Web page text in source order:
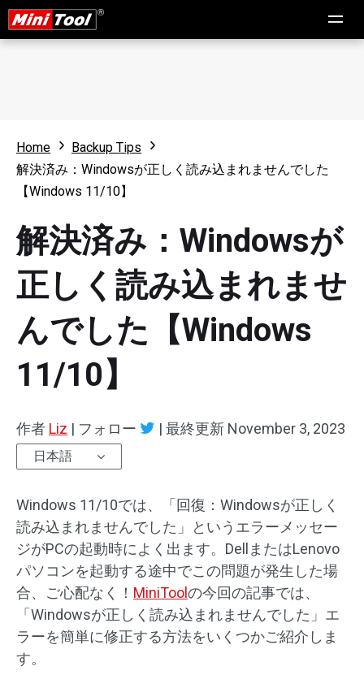
Home
Backup Tips
解決済み：Windowsが正しく読み込まれませんでした
【Windows 11/10】
解決済み：Windowsが
正しく読み込まれませ
んでした【Windows
11/10】
作者 Liz | フォロー | 最終更新 November 3, 2023
日本語
Windows 11/10では、「回復：Windowsが正しく
読み込まれませんでした」というエラーメッセー
ジがPCの起動時によく出ます。DellまたはLenovo
パソコンを起動する途中でこの問題が発生した場
合、ご心配なく！ MiniToolの今回の記事では、
「Windowsが正しく読み込まれませんでした」エ
ラーを簡単に修正する方法をいくつかご紹介しま
す。